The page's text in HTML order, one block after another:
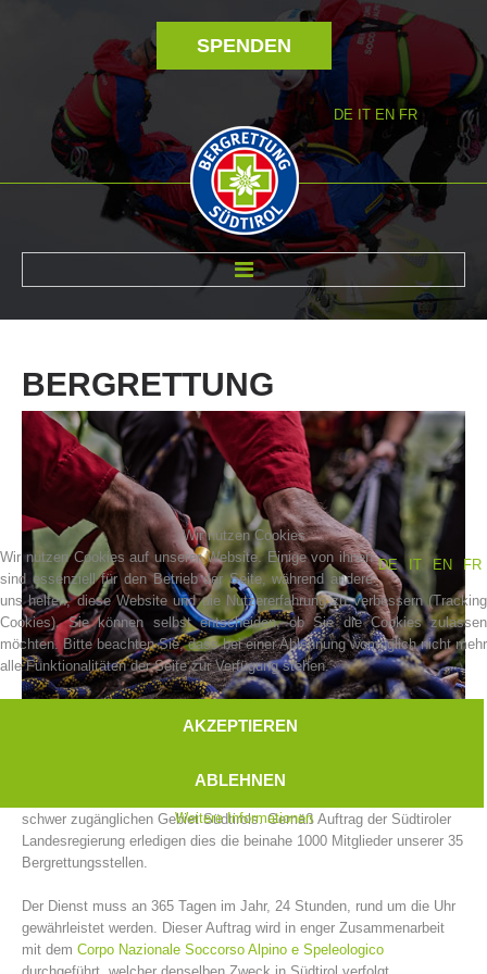
SPENDEN
DE IT EN FR
BERGRETTUNG
Der Bergrettungsdienst im Alpenverein Südtirol leistet Einsätze für in
schwer zugänglichen Gebiet Südtirols. Gemäß Auftrag der Südtiroler
Landesregierung erledigen dies die beinahe 1000 Mitglieder unserer 35
Bergrettungsstellen.
Der Dienst muss an 365 Tagen im Jahr, 24 Stunden, rund um die Uhr
gewährleistet werden. Dieser Auftrag wird in enger Zusammenarbeit
mit dem Corpo Nazionale Soccorso Alpino e Speleologico
Wir nutzen Cookies
DE
IT EN FR
Wir nutzen Cookies auf unserer Website. Einige von ihnen
sind essenziell für den Betrieb der Seite, während andere
uns helfen, diese Website und die Nutzererfahrung zu verbessern (Tracking
Cookies). Sie können selbst entscheiden, ob Sie die Cookies zulassen
möchten. Bitte beachten Sie, dass bei einer Ablehnung womöglich nicht mehr
alle Funktionalitäten der Seite zur Verfügung stehen.
AKZEPTIEREN
ABLEHNEN
Weitere Informationen